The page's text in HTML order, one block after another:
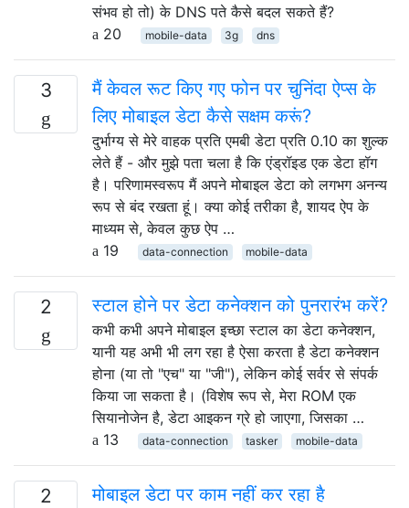
संभव हो तो) के DNS पते कैसे बदल सकते हैं?
20
mobile-data 3g dns
3
मैं केवल रूट किए गए फोन पर चुनिंदा ऐप्स के
लिए मोबाइल डेटा कैसे सक्षम करूं?
दुर्भाग्य से मेरे वाहक प्रति एमबी डेटा प्रति 0.10 का शुल्क
लेते हैं - और मुझे पता चला है कि एंड्रॉइड एक डेटा हॉग
है। परिणामस्वरूप मैं अपने मोबाइल डेटा को लगभग अनन्य
रूप से बंद रखता हूं। क्या कोई तरीका है, शायद ऐप के
माध्यम से, केवल कुछ ऐप …
19
data-connection mobile-data
2 स्टाल होने पर डेटा कनेक्शन को पुनरारंभ करें?
कभी कभी अपने मोबाइल इच्छा स्टाल का डेटा कनेक्शन,
यानी यह अभी भी लग रहा है ऐसा करता है डेटा कनेक्शन
होना (या तो "एच" या "जी"), लेकिन कोई सर्वर से संपर्क
किया जा सकता है। (विशेष रूप से, मेरा ROM एक
सियानोजेन है, डेटा आइकन ग्रे हो जाएगा, जिसका …
13
data-connection tasker mobile-data
2 मोबाइल डेटा पर काम नहीं कर रहा है